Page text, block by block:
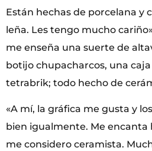
Están hechas de porcelana y
leña. Les tengo mucho
me enseña una suerte de
botijo chupacharcos, una
tetrabrik; todo hecho de
«A mí, la gráfica me gusta y los
bien igualmente. Me encanta
me considero ceramista.